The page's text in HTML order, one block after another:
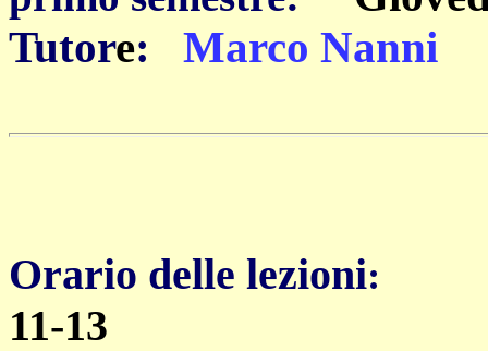
Tutore: Marco Nanni
Orario delle lezioni:
11-13